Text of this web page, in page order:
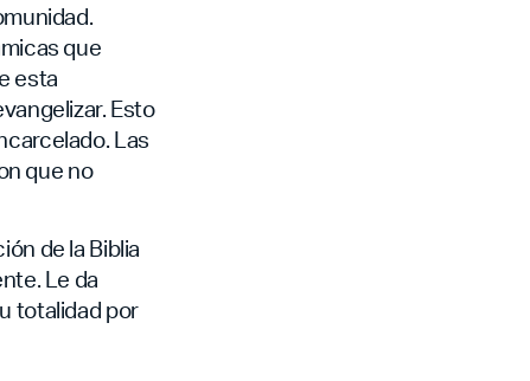
que
esta
Esto
Las
que no
de la Biblia
Le da
totalidad por